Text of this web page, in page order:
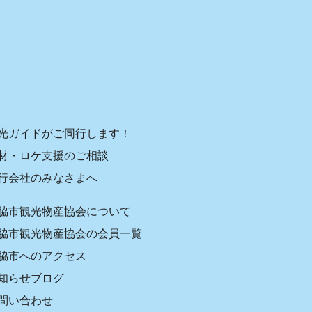
ガイドがご同行します！
・ロケ支援のご相談
会社のみなさまへ
市観光物産協会について
市観光物産協会の会員一覧
市へのアクセス
らせブログ
い合わせ